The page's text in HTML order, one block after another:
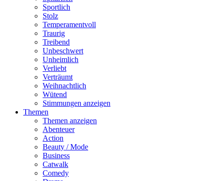
Sportlich
Stolz
Temperamentvoll
Traurig
Treibend
Unbeschwert
Unheimlich
Verliebt
Verträumt
Weihnachtlich
Wütend
Stimmungen anzeigen
Themen
Themen anzeigen
Abenteuer
Action
Beauty / Mode
Business
Catwalk
Comedy